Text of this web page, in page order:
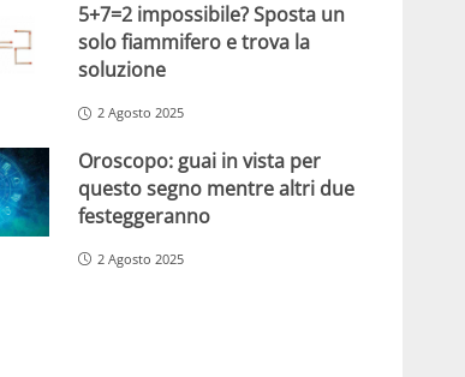
5+7=2 impossibile? Sposta un
solo fiammifero e trova la
soluzione
2 Agosto 2025
Oroscopo: guai in vista per
questo segno mentre altri due
festeggeranno
2 Agosto 2025